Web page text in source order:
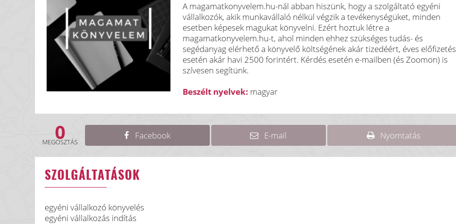
A magamatkonyvelem.hu-nál abban hiszünk, hogy a szolgáltató egyéni
vállalkozók, akik munkavállaló nélkül végzik a tevékenységüket, minden
esetben képesek magukat könyvelni. Ezért hoztuk létre a
magamatkonyvelem.hu-t, ahol minden ehhez szükséges tudás- és
segédanyag elérhető a könyvelő költségének akár tizedéért, éves előfizetés
esetén akár havi 2500 forintért. Kérdés esetén e-mailben (és Zoomon) is
szívesen segítünk.
Beszélt nyelvek: magyar
0
MEGOSZTÁS
Facebook E-mail Nyomtatás
SZOLGÁLTATÁSOK
egyéni vállalkozó könyvelés
egyéni vállalkozás indítás